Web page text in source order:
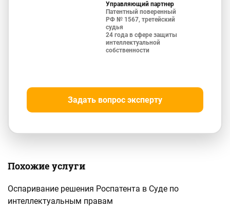
Управляющий партнер
Патентный поверенный
РФ № 1567, третейский
судья
24 года в сфере защиты
интеллектуальной
собственности
Задать вопрос эксперту
Похожие услуги
Оспаривание решения Роспатента в Суде по
интеллектуальным правам